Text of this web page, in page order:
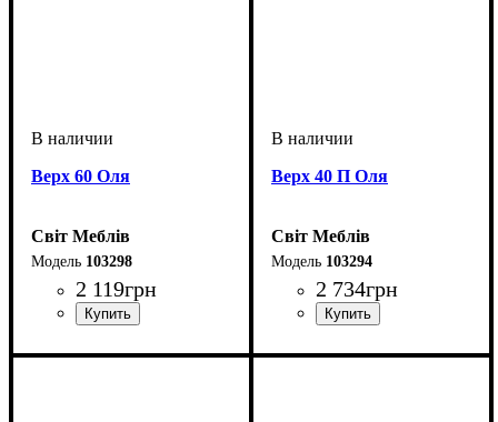
Верх 60 Оля
Світ Меблів
103298
2 119грн
Верх 40 П Оля
Світ Меблів
103294
2 734грн